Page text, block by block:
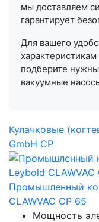
мы доставляем
гарантирует
Для вашего
подберите
вакуумные
Кулачковые
GmbH CP
Промышленный
CLAWVAC CP 65
Мощность